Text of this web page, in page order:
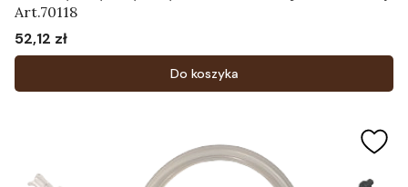
Art.70118
Cena
52,12 zł
Do koszyka